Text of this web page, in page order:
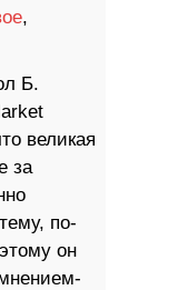
,
Б.
великая
за
по-
он